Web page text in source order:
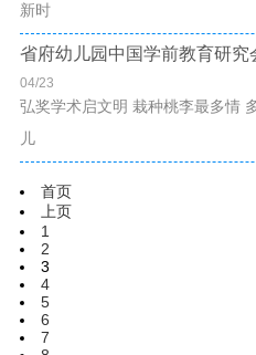
新时
省府幼儿园中国学前教育研究
04/23
弘奖学术启文明 栽种桃李最多情
儿
首页
上页
1
2
3
4
5
6
7